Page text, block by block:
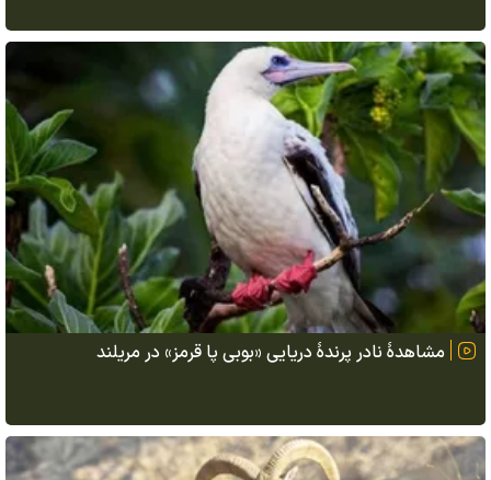
مشاهدهٔ نادر پرندهٔ دریایی «بوبی پا قرمز» در مریلند